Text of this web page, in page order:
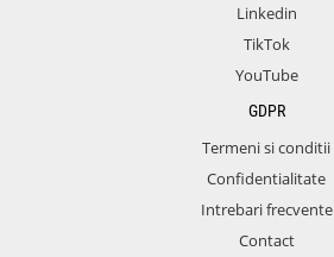
Linkedin
TikTok
YouTube
GDPR
Termeni si conditii
Confidentialitate
Intrebari frecvente
Contact